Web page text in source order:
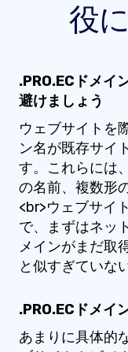
役
.PRO.ECドメイ
避けましょう
ウェブサイトを
ン名が既存サイ
す。これらには
の名前、複数形
<br>ウェブサイ
で、まずはネッ
メインがまだ取
と似すぎていな
.PRO.ECドメイ
あまりに具体的